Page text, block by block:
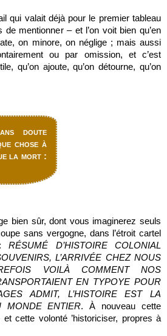
qui valait déjà pour le premier tableau
de mentionner – et l’on voit bien qu’en
on minore, on néglige ; mais aussi
ou par omission, et c’est
qu’on ajoute, qu’on détourne, qu’on
doute
chose à
la mort :
bien sûr, dont vous imaginerez seuls
sans vergogne, dans l’étroit cartel
:RÉSUMÉ D’HISTOIRE COLONIAL
L’ARRIVÉE CHEZ NOUS
VOILÀ COMMENT NOS
EN TYPOYE POUR
ADMIT, L’HISTOIRE EST LA
MONDE ENTIER. À nouveau cette
et cette volonté ’historiciser, propres à